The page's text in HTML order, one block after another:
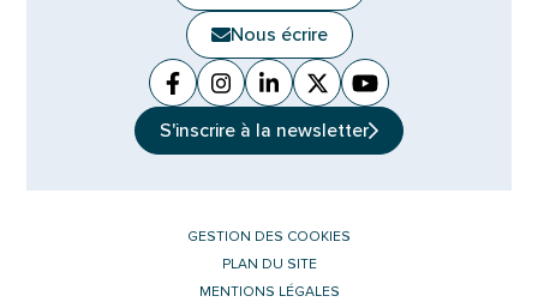
Nous écrire
Facebook
(ouverture dans un nouvel onglet)
Instagram
(ouverture dans un nouvel
Linkedin
(ouverture dans un nouvel
X (Twitter)
(ouverture dans un
YouTube
(ouverture dans
S'inscrire à la newsletter
GESTION DES COOKIES
PLAN DU SITE
MENTIONS LÉGALES